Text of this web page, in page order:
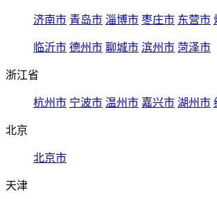
济南市 青岛市 淄博市 枣庄市 东营市
临沂市 德州市 聊城市 滨州市 菏泽市
浙江省
杭州市 宁波市 温州市 嘉兴市 湖州市
北京
北京市
天津